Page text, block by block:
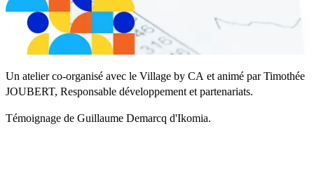
Un atelier co-organisé avec le Village by CA et animé par Timothée
JOUBERT, Responsable développement et partenariats.
Témoignage de Guillaume Demarcq d'Ikomia.